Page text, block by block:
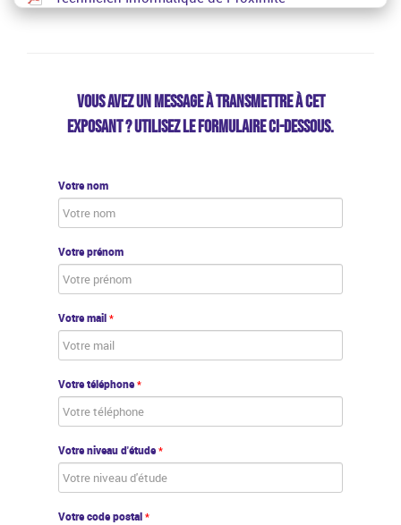
VOUS AVEZ UN MESSAGE À TRANSMETTRE À CET
EXPOSANT ? UTILISEZ LE FORMULAIRE CI-DESSOUS.
Votre nom
Votre prénom
Votre mail *
Votre téléphone *
Votre niveau d'étude *
Votre code postal *